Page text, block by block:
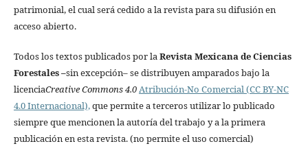
patrimonial, el cual será cedido a la revista para su difusión en
acceso abierto.
Todos los textos publicados por laRevista Mexicana de Ciencias
Forestales–sin excepción– se distribuyen amparados bajo la
licenciaCreative Commons 4.0Atribución-No Comercial (CC BY-NC
4.0 Internacional),que permite a terceros utilizar lo publicado
siempre que mencionen la autoría del trabajo y a la primera
publicación en esta revista. (no permite el uso comercial)